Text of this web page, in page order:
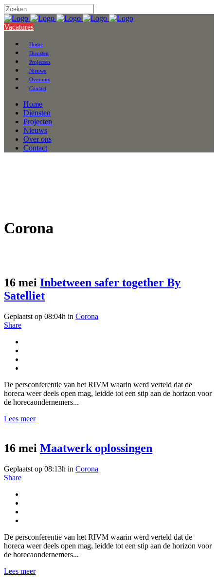
Vacatures
Home
Diensten
Projecten
Nieuws
Over ons
Contact
Home
Diensten
Projecten
Nieuws
Over ons
Contact
Corona
16 mei Inbetween safer together By
Satelliet
Geplaatst op 08:04h in Corona
Share
De persconferentie van het RIVM waarin werd verteld dat de
horeca weer deels open mag, leidde tot een stip aan de horizon voor
de horecaondernemers...
Lees meer
16 mei Maatwerk oplossingen
Geplaatst op 08:13h in Corona
Share
De persconferentie van het RIVM waarin werd verteld dat de
horeca weer deels open mag, leidde tot een stip aan de horizon voor
de horecaondernemers...
Lees meer